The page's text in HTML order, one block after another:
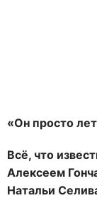
«Он просто
Всё, что
Алексеем
Натальи